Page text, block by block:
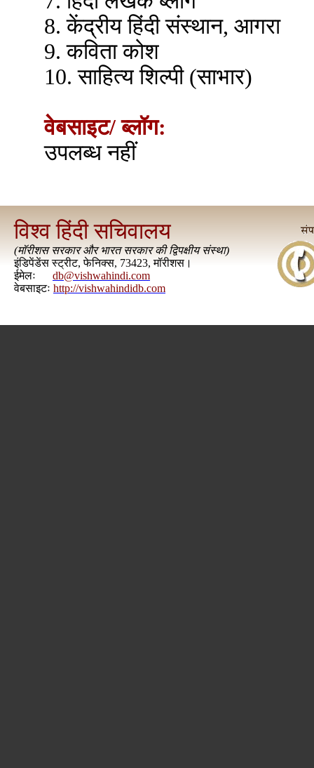
8. केंद्रीय हिंदी संस्थान, आगरा
9. कविता कोश
10. साहित्य शिल्पी (साभार)
वेबसाइट/ ब्लॉग:
उपलब्ध नहीं
विश्व हिंदी सचिवालय
(मॉरीशस सरकार और भारत सरकार की द्विपक्षीय संस्था)
इंडिपेंडेंस स्ट्रीट, फेनिक्स, 73423, मॉरीशस।
ईमेलः
db@vishwahindi.com
वेबसाइटः http://vishwahindidb.com